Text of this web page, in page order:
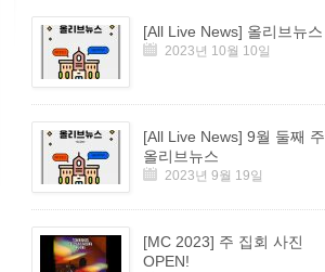
[All Live News] 올리브뉴스
2023년 10월 10일
[All Live News] 9월 둘째 주
올리브뉴스
2023년 9월 19일
[MC 2023] 주 집회 사진
OPEN!